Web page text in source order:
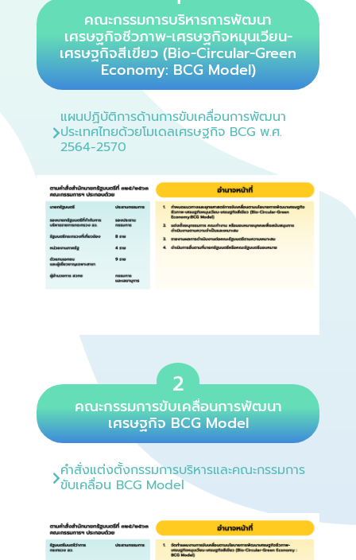
คณะกรรมการบริหารการพัฒนา
เศรษฐกิจชีวภาพ-เศรษฐกิจหมุนเวียน-
เศรษฐกิจสีเขียว (Bio-Circular-Green
Economy: BCG Model)
แผนปฏิบัติการด้านการขับเคลื่อนการพัฒนา
ประเทศไทยด้วยโมเดลเศรษฐกิจ BCG พ.ศ.
2564-2570
2
คณะกรรมการขับเคลื่อนการพัฒนา
เศรษฐกิจ BCG Model
คำสั่งแต่งตั้งกรรมการบริหารและคณะกรรมการ
ขับเคลื่อน BCG Model